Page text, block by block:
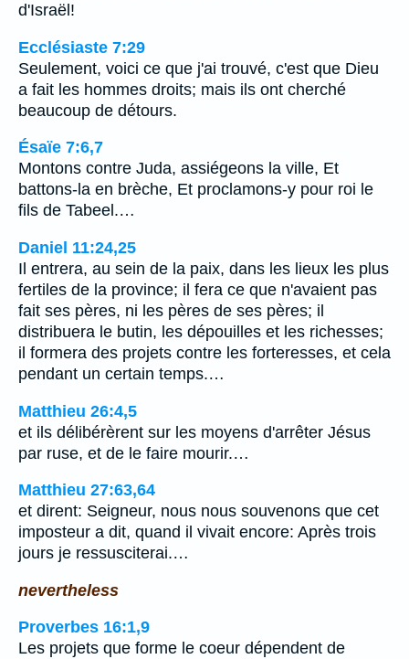
d'Israël!
Ecclésiaste 7:29
Seulement, voici ce que j'ai trouvé, c'est que Dieu
a fait les hommes droits; mais ils ont cherché
beaucoup de détours.
Ésaïe 7:6,7
Montons contre Juda, assiégeons la ville, Et
battons-la en brèche, Et proclamons-y pour roi le
fils de Tabeel.…
Daniel 11:24,25
Il entrera, au sein de la paix, dans les lieux les plus
fertiles de la province; il fera ce que n'avaient pas
fait ses pères, ni les pères de ses pères; il
distribuera le butin, les dépouilles et les richesses;
il formera des projets contre les forteresses, et cela
pendant un certain temps.…
Matthieu 26:4,5
et ils délibérèrent sur les moyens d'arrêter Jésus
par ruse, et de le faire mourir.…
Matthieu 27:63,64
et dirent: Seigneur, nous nous souvenons que cet
imposteur a dit, quand il vivait encore: Après trois
jours je ressusciterai.…
nevertheless
Proverbes 16:1,9
Les projets que forme le coeur dépendent de